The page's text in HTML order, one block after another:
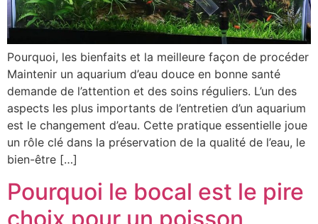
Pourquoi, les bienfaits et la meilleure façon de procéder
Maintenir un aquarium d’eau douce en bonne santé
demande de l’attention et des soins réguliers. L’un des
aspects les plus importants de l’entretien d’un aquarium
est le changement d’eau. Cette pratique essentielle joue
un rôle clé dans la préservation de la qualité de l’eau, le
bien-être […]
Pourquoi le bocal est le pire